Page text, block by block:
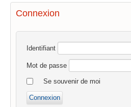
Connexion
Identifiant
Mot de passe
Se souvenir de moi